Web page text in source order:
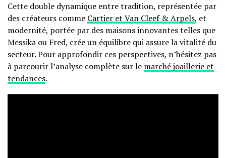
Cette double dynamique entre tradition, représentée par
des créateurs comme Cartier et Van Cleef & Arpels, et
modernité, portée par des maisons innovantes telles que
Messika ou Fred, crée un équilibre qui assure la vitalité du
secteur. Pour approfondir ces perspectives, n’hésitez pas
à parcourir l’analyse complète sur le marché joaillerie et
tendances.